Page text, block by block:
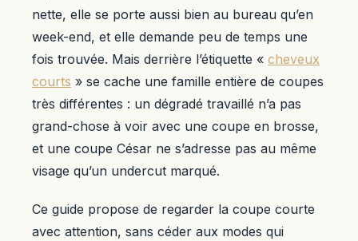
nette, elle se porte aussi bien au bureau qu’en
week-end, et elle demande peu de temps une
fois trouvée. Mais derrière l’étiquette « cheveux
courts » se cache une famille entière de coupes
très différentes : un dégradé travaillé n’a pas
grand-chose à voir avec une coupe en brosse,
et une coupe César ne s’adresse pas au même
visage qu’un undercut marqué.
Ce guide propose de regarder la coupe courte
avec attention, sans céder aux modes qui